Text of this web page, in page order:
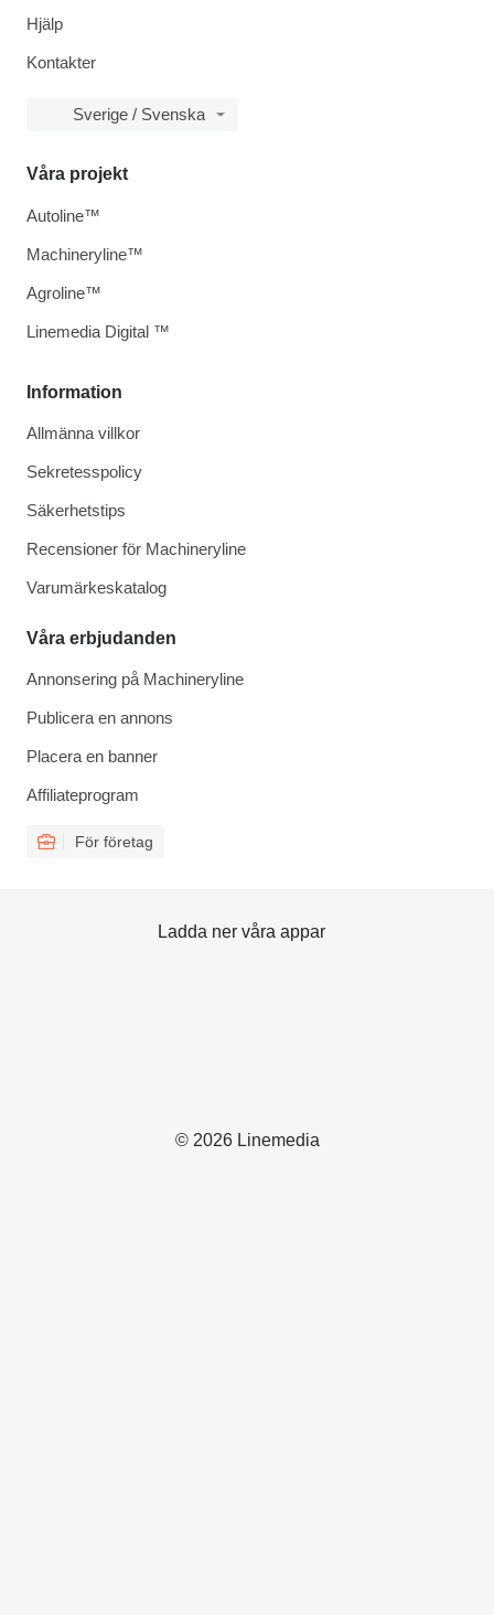
Hjälp
Kontakter
Sverige / Svenska
Information
Allmänna villkor
Sekretesspolicy
Säkerhetstips
Recensioner för Machineryline
Varumärkeskatalog
Våra erbjudanden
Annonsering på Machineryline
Publicera en annons
Placera en banner
Affiliateprogram
För företag
Våra projekt
Autoline™
Machineryline™
Agroline™
Linemedia Digital ™
© 2026 Linemedia
Ladda ner våra appar